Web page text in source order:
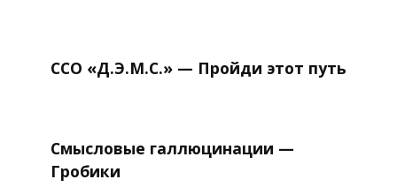
ССО «Д.Э.М.С.» — Пройди этот путь
Смысловые галлюцинации —
Гробики